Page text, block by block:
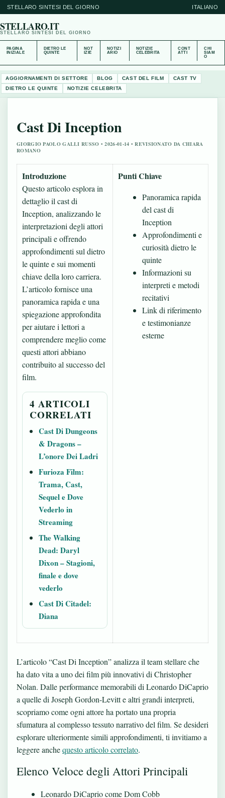
STELLARO SINTESI DEL GIORNO ITALIANO
STELLARO.IT
STELLARO SINTESI DEL GIORNO
PAGINA
INIZIALE
DIETRO LE
QUINTE
NOT
IZIE
NOTIZI
ARIO
NOTIZIE
CELEBRITA
CONT
ATTI
CHI
SIAM
O
AGGIORNAMENTI DI SETTORE BLOG CAST DEL FILM
CAST TV
DIETRO LE QUINTE
NOTIZIE CELEBRITA
Cast Di Inception
GIORGIO PAOLO GALLI RUSSO • 2026-01-14 • REVISIONATO DA CHIARA
ROMANO
Introduzione
Questo articolo esplora in
dettaglio il cast di
Inception, analizzando le
interpretazioni degli attori
principali e offrendo
approfondimenti sul dietro
le quinte e sui momenti
chiave della loro carriera.
L’articolo fornisce una
panoramica rapida e una
spiegazione approfondita
per aiutare i lettori a
comprendere meglio come
questi attori abbiano
contribuito al successo del
film.
4 ARTICOLI
CORRELATI
Cast Di Dungeons
& Dragons –
L’onore Dei Ladri
Furioza Film:
Trama, Cast,
Sequel e Dove
Vederlo in
Streaming
The Walking
Dead: Daryl
Dixon – Stagioni,
finale e dove
vederlo
Cast Di Citadel:
Diana
Punti Chiave
Panoramica rapida
del cast di
Inception
Approfondimenti e
curiosità dietro le
quinte
Informazioni su
interpreti e metodi
recitativi
Link di riferimento
e testimonianze
esterne
L’articolo “Cast Di Inception” analizza il team stellare che
ha dato vita a uno dei film più innovativi di Christopher
Nolan. Dalle performance memorabili di Leonardo DiCaprio
a quelle di Joseph Gordon-Levitt e altri grandi interpreti,
scopriamo come ogni attore ha portato una propria
sfumatura al complesso tessuto narrativo del film. Se desideri
esplorare ulteriormente simili approfondimenti, ti invitiamo a
leggere anchequesto articolo correlato.
Elenco Veloce degli Attori Principali
Leonardo DiCaprio come Dom Cobb